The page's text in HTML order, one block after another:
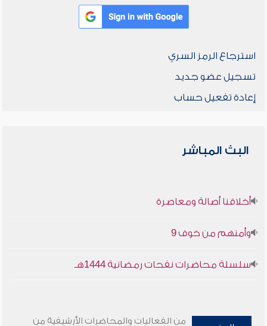
استرجاع الرمز السري
تسجيل عضو جديد
إعادة تفعيل حساب
البث المباشر
أخلاقنا أصالة ومعاصرة
وأمنهم من خوف 9
سلسلة محاضرات نفحات رمضانية 1444هـ
من الفعاليات والمحاضرات الأرشيفية من